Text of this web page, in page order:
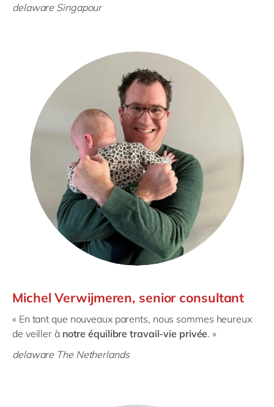
delaware Singapour
Michel Verwijmeren, senior consultant
« En tant que nouveaux parents, nous sommes heureux
de veiller à notre équilibre travail-vie privée. »
delaware The Netherlands